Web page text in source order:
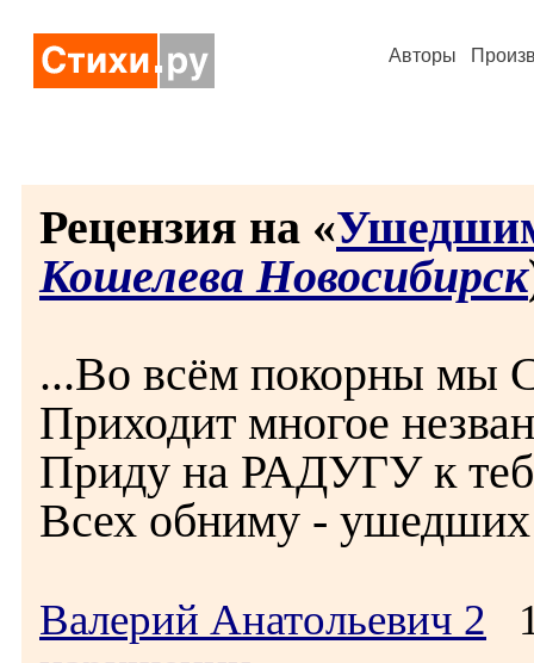
Авторы
Рецензия на «
Кошелева Новосибирск
...Во всём покорны мы
Приходит многое
Приду на РАДУГУ к
Всех обниму -
Валерий Анатольевич 2